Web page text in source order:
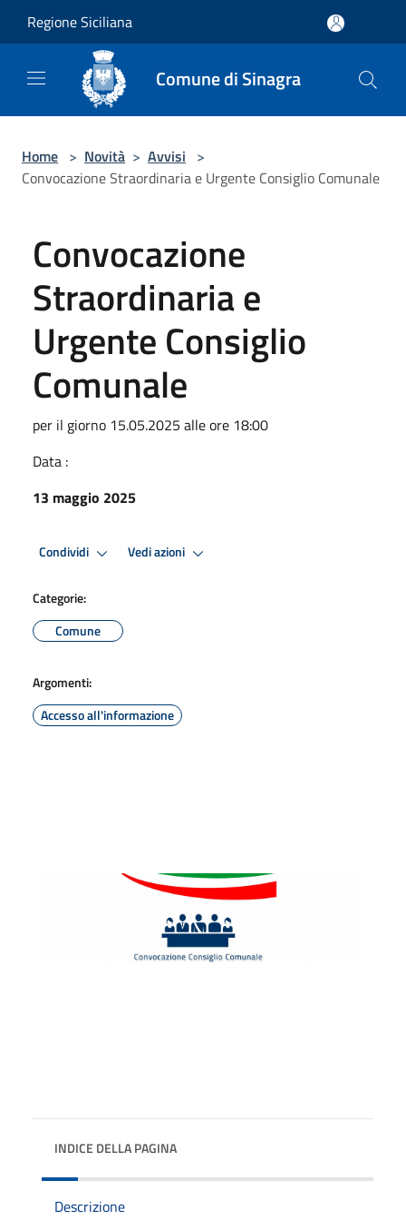
Regione Siciliana
Comune di Sinagra
Home > Novità > Avvisi >
Convocazione Straordinaria e Urgente Consiglio Comunale
Convocazione
Straordinaria e
Urgente Consiglio
Comunale
per il giorno 15.05.2025 alle ore 18:00
Data :
13 maggio 2025
Condividi Vedi azioni
Categorie:
Comune
Argomenti:
Accesso all'informazione
INDICE DELLA PAGINA
Descrizione